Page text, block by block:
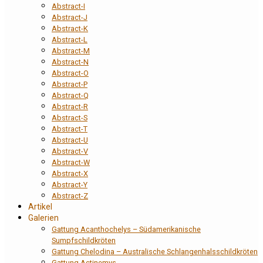
Abstract-I
Abstract-J
Abstract-K
Abstract-L
Abstract-M
Abstract-N
Abstract-O
Abstract-P
Abstract-Q
Abstract-R
Abstract-S
Abstract-T
Abstract-U
Abstract-V
Abstract-W
Abstract-X
Abstract-Y
Abstract-Z
Artikel
Galerien
Gattung Acanthochelys – Südamerikanische
Sumpfschildkröten
Gattung Chelodina – Australische Schlangenhalsschildkröten